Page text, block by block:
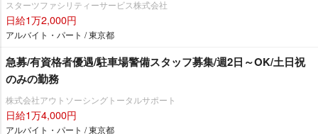
スターツファシリティーサービス株式会社
日給1万2,000円
アルバイト・パート / 東京都
急募/有資格者優遇/駐車場警備スタッフ募集/週2日～OK/土日祝
のみの勤務
株式会社アウトソーシングトータルサポート
日給1万4,000円
アルバイト・パート / 東京都